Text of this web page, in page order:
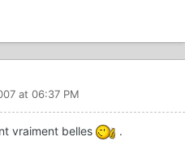
at 06:37 PM
vraiment belles .